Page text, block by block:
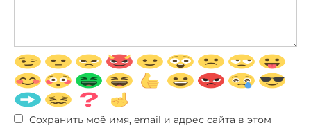
Сохранить моё имя, email и адрес сайта в этом